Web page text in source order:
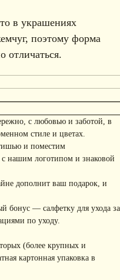
в украшениях
поэтому форма
отличаться.
с любовью и заботой, в
стиле и цветах.
и поместим
нашим логотипом и знаковой
дополнит ваш подарок, и
бонус — салфетку для ухода за
по уходу.
(более крупных и
картонная упаковка в